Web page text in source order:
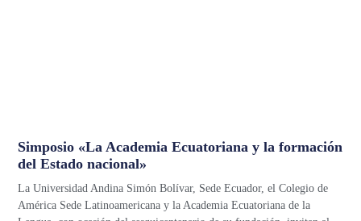
Simposio «La Academia Ecuatoriana y la formación
del Estado nacional»
La Universidad Andina Simón Bolívar, Sede Ecuador, el Colegio de
América Sede Latinoamericana y la Academia Ecuatoriana de la